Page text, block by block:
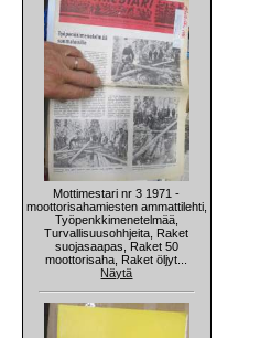
Mottimestari nr 3 1971 -
moottorisahamiesten ammattilehti,
Työpenkkimenetelmää,
Turvallisuusohhjeita, Raket
suojasaapas, Raket 50
moottorisaha, Raket öljyt...
Näytä